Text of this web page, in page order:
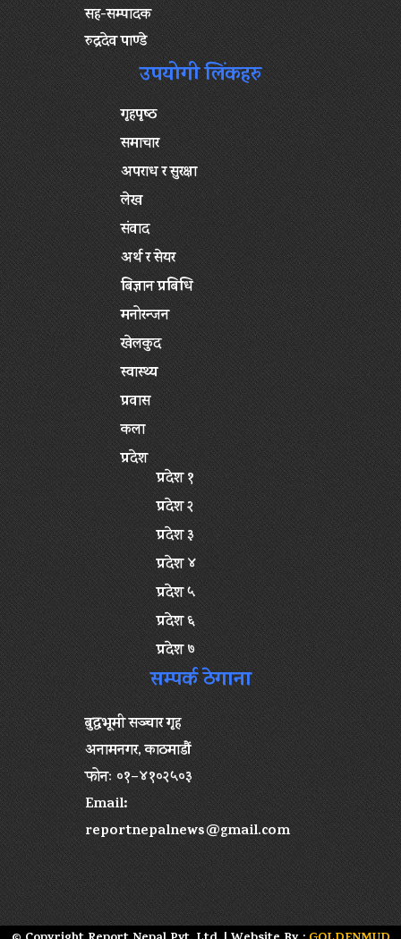
सह-सम्पादक
रुद्रदेव पाण्डे
उपयोगी लिंकहरु
गृहपृष्‍ठ
समाचार
अपराध र सुरक्षा
लेख
संवाद
अर्थ र सेयर
बिज्ञान प्रबिधि
मनोरन्जन
खेलकुद
स्वास्थ्य
प्रवास
कला
प्रदेश
प्रदेश १
प्रदेश २
प्रदेश ३
प्रदेश ४
प्रदेश ५
प्रदेश ६
प्रदेश ७
सम्पर्क ठेगाना
बुद्धभूमी सञ्चार गृह
अनामनगर, काठमाडौं
फोनः ०१–४१०२५०३
Email:
reportnepalnews@gmail.com